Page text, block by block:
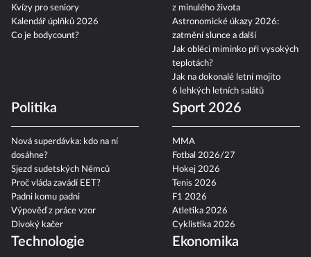
Kvízy pro seniory
Kalendář úplňků 2026
Co je bodycount?
z minulého života
Astronomické úkazy 2026:
zatmění slunce a další
Jak obléci miminko při vysokých
teplotách?
Jak na dokonalé letní mojito
6 lehkých letních salátů
Politika
Nová superdávka: kdo na ní
dosáhne?
Sjezd sudetských Němců
Proč vláda zavádí EET?
Padni komu padni
Výpověď z práce vzor
Divoký kačer
Sport 2026
MMA
Fotbal 2026/27
Hokej 2026
Tenis 2026
F1 2026
Atletika 2026
Cyklistika 2026
Technologie Ekonomika